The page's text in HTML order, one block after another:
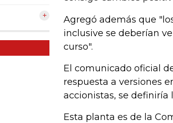
Agregó además que
inclusive se deberían
curso".
El comunicado oficial
respuesta a versiones
accionistas, se
Esta planta es de la